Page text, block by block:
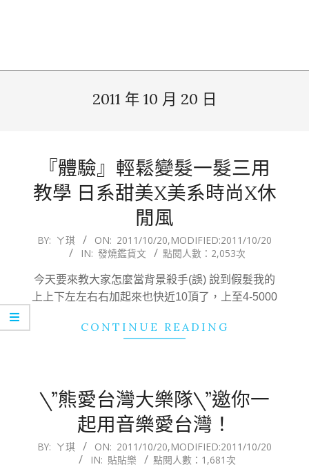
2011 年 10 月 20 日
『體驗』輕鬆變髮一髮三用
教學 日系甜美X美系時尚X休
閒風
2011-
20
BY: ㄚ琪 ON: 2011/10/20,MODIFIED:2011/10/20
IN: 發燒鑑貨文 點閱人數：2,053次
今天要來教大家怎麼當背景殺手(誤) 說到假髮我的
上上下左左右右加起來也快近10頂了，上至4-5000
CONTINUE READING
\”熊愛台灣大樂隊\”邀你一
起用音樂愛台灣！
2011-
BY: ㄚ琪 ON: 2011/10/20,MODIFIED:2011/10/20
IN: 貼貼樂 點閱人數：1,681次